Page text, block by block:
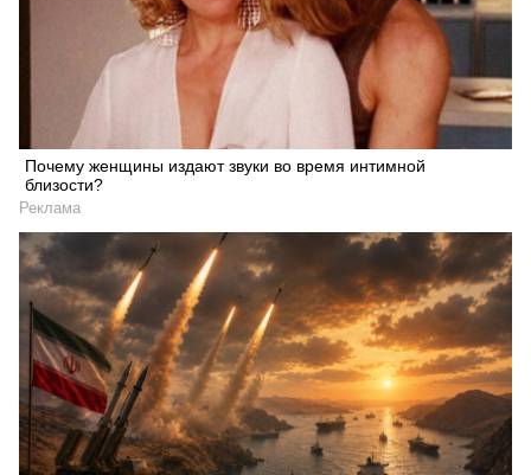
Почему женщины издают звуки во время интимной
близости?
Реклама